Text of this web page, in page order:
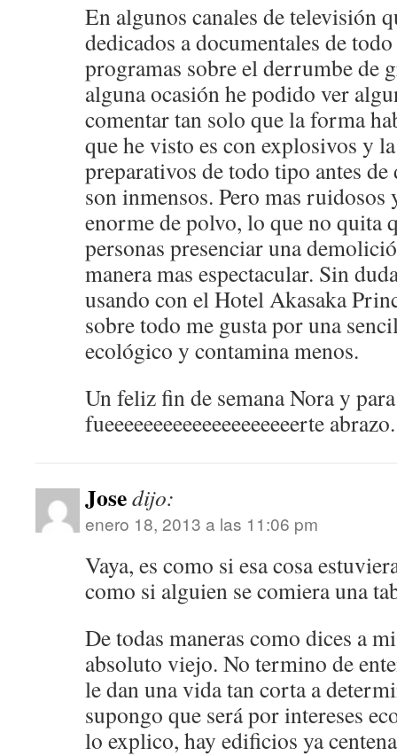
En algunos canales de televisión
dedicados a documentales de
programas sobre el derrumbe de
alguna ocasión he podido ver
comentar tan solo que la forma
que he visto es con explosivos y
preparativos de todo tipo antes
son inmensos. Pero mas ruidosos
enorme de polvo, lo que no quita
personas presenciar una
manera mas espectacular. Sin
usando con el Hotel Akasaka
sobre todo me gusta por una
ecológico y contamina menos.
Un feliz fin de semana Nora y
fueeeeeeeeeeeeeeeeeeeerte abrazo.
Josedijo:
enero 18, 2013 a las 11:06 pm
Vaya, es como si esa cosa
como si alguien se comiera una
De todas maneras como dices a
absoluto viejo. No termino de
le dan una vida tan corta a
supongo que será por intereses
lo explico, hay edificios ya